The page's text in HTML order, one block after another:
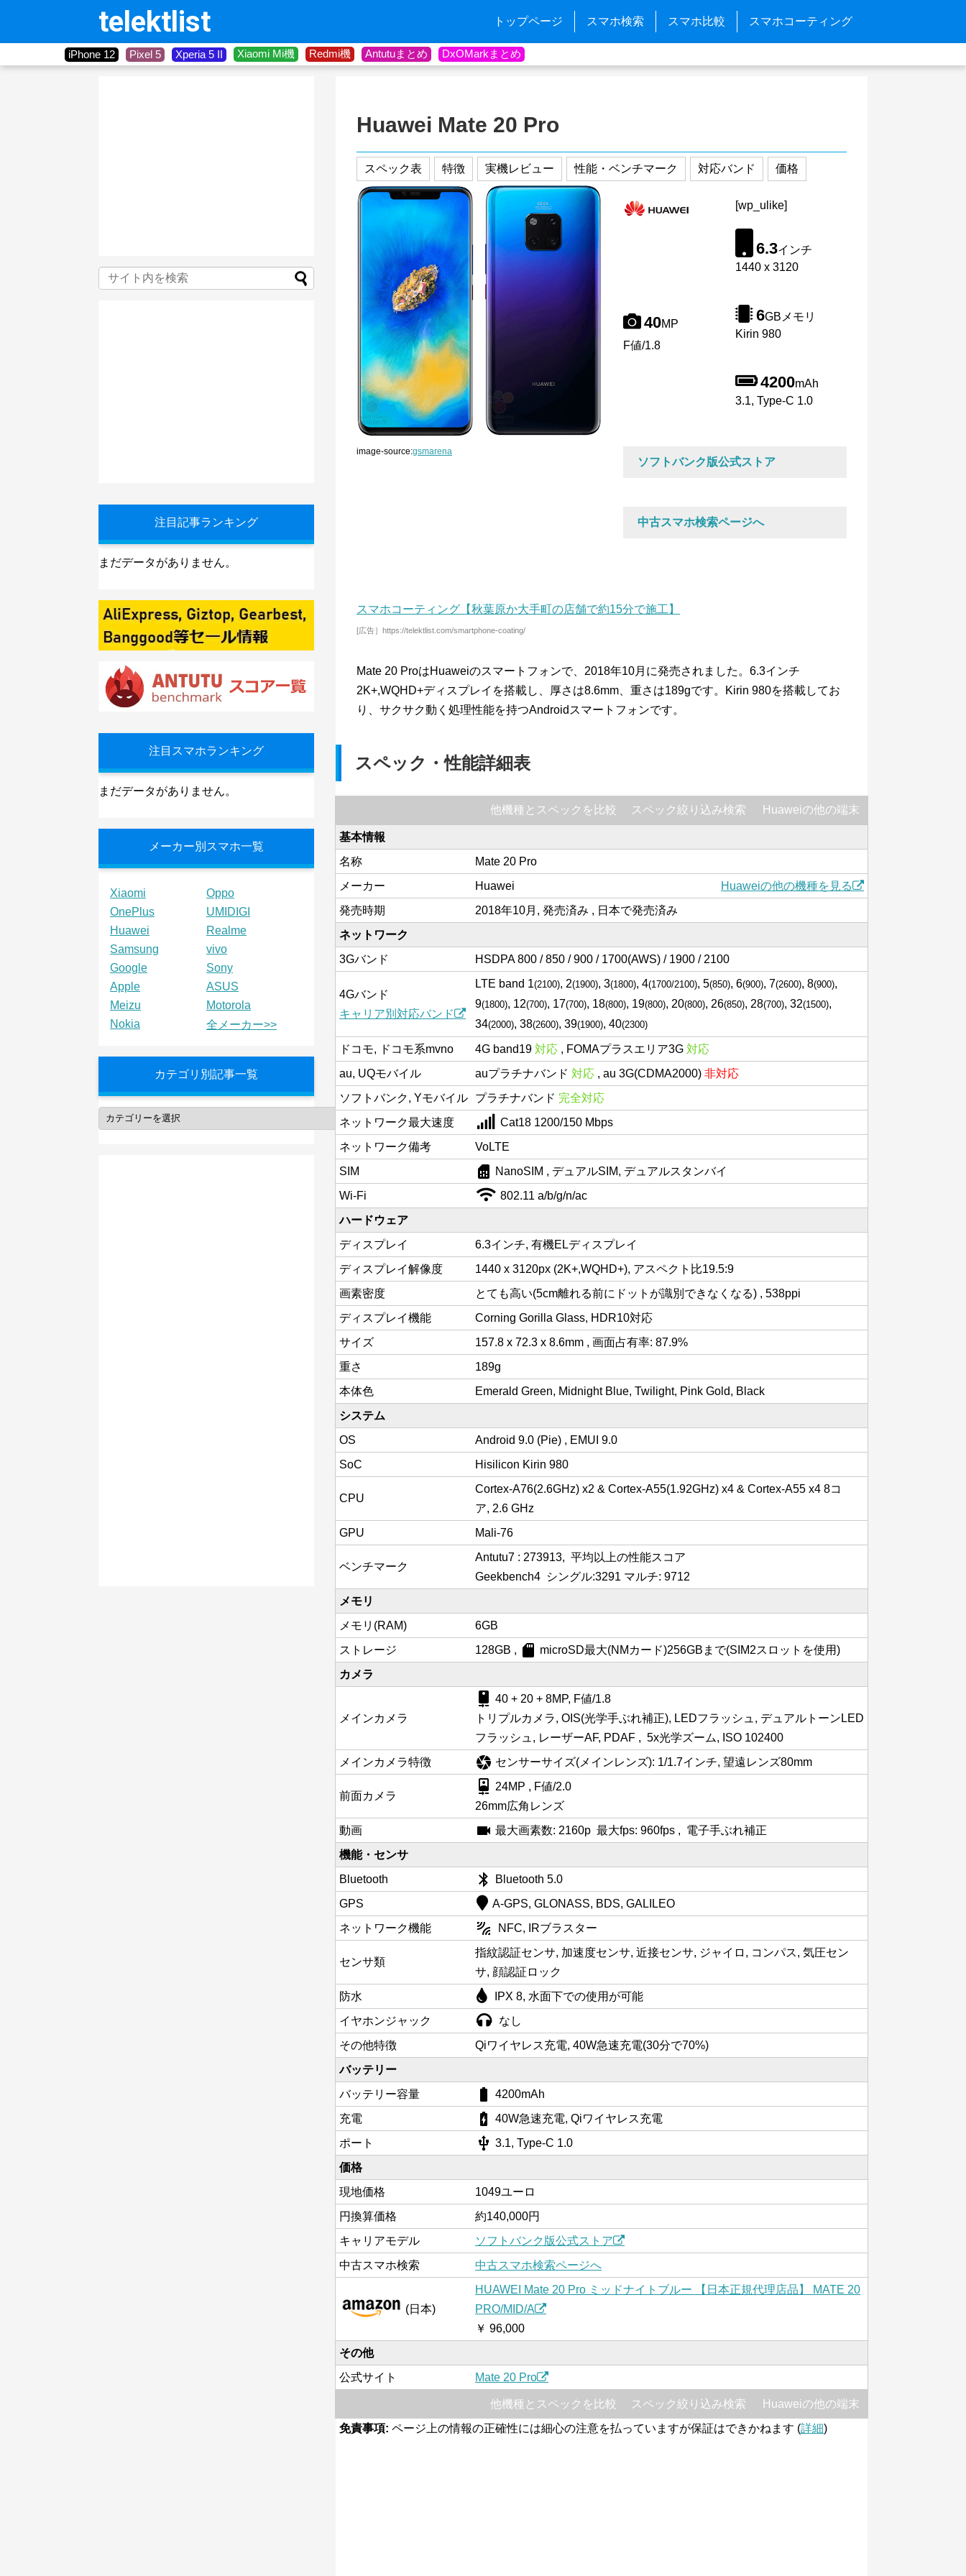
telektlist トップページ スマホ検索 スマホ比較 スマホコーティング
iPhone 12 Pixel 5 Xperia 5 II Xiaomi Mi機 Redmi機 Antutuまとめ DxOMarkまとめ
Huawei Mate 20 Pro
スペック表 特徴 実機レビュー 性能・ベンチマーク 対応バンド 価格
image-source:gsmarena
[wp_ulike]
6.3インチ
1440 x 3120
40MP
F値/1.8
6GBメモリ
Kirin 980
4200mAh
3.1, Type-C 1.0
ソフトバンク版公式ストア
中古スマホ検索ページへ
スマホコーティング【秋葉原か大手町の店舗で約15分で施工】
[広告］https://telektlist.com/smartphone-coating/
Mate 20 ProはHuaweiのスマートフォンで、2018年10月に発売されました。6.3インチ
2K+,WQHD+ディスプレイを搭載し、厚さは8.6mm、重さは189gです。Kirin 980を搭載してお
り、サクサク動く処理性能を持つAndroidスマートフォンです。
スペック・性能詳細表
Huaweiの他の端末
スペック絞り込み検索
他機種とスペックを比較
基本情報
名称
Mate 20 Pro
メーカー
Huawei
Huaweiの他の機種を見る
発売時期
2018年10月, 発売済み , 日本で発売済み
ネットワーク
3Gバンド
HSDPA 800 / 850 / 900 / 1700(AWS) / 1900 / 2100
4Gバンド
キャリア別対応バンド
LTE band 1(2100), 2(1900), 3(1800), 4(1700/2100), 5(850), 6(900), 7(2600), 8(900),
9(1800), 12(700), 17(700), 18(800), 19(800), 20(800), 26(850), 28(700), 32(1500),
34(2000), 38(2600), 39(1900), 40(2300)
ドコモ, ドコモ系mvno 4G band19 対応 , FOMAプラスエリア3G 対応
au, UQモバイル
auプラチナバンド 対応 , au 3G(CDMA2000) 非対応
ソフトバンク, Yモバイル
プラチナバンド 完全対応
ネットワーク最大速度
Cat18 1200/150 Mbps
ネットワーク備考
VoLTE
SIM
sim_card NanoSIM , デュアルSIM, デュアルスタンバイ
Wi-Fi
802.11 a/b/g/n/ac
ハードウェア
ディスプレイ
6.3インチ, 有機ELディスプレイ
ディスプレイ解像度
1440 x 3120px (2K+,WQHD+), アスペクト比19.5:9
画素密度
とても高い(5cm離れる前にドットが識別できなくなる) , 538ppi
ディスプレイ機能
Corning Gorilla Glass, HDR10対応
サイズ
157.8 x 72.3 x 8.6mm , 画面占有率: 87.9%
重さ
189g
本体色
Emerald Green, Midnight Blue, Twilight, Pink Gold, Black
システム
OS
Android 9.0 (Pie) , EMUI 9.0
SoC
Hisilicon Kirin 980
CPU
Cortex-A76(2.6GHz) x2 & Cortex-A55(1.92GHz) x4 & Cortex-A55 x4 8コ
ア, 2.6 GHz
GPU
Mali-76
ベンチマーク
Antutu7 : 273913, 平均以上の性能スコア
Geekbench4 シングル:3291 マルチ: 9712
メモリ
メモリ(RAM)
6GB
ストレージ
128GB , sd_card microSD最大(NMカード)256GBまで(SIM2スロットを使用)
カメラ
メインカメラ
camera_rear 40 + 20 + 8MP, F値/1.8
トリプルカメラ, OIS(光学手ぶれ補正), LEDフラッシュ, デュアルトーンLED
フラッシュ, レーザーAF, PDAF , 5x光学ズーム, ISO 102400
メインカメラ特徴
camera センサーサイズ(メインレンズ): 1/1.7インチ, 望遠レンズ80mm
前面カメラ
camera_front 24MP , F値/2.0
26mm広角レンズ
動画
videocam 最大画素数: 2160p 最大fps: 960fps , 電子手ぶれ補正
機能・センサ
Bluetooth
bluetooth
Bluetooth 5.0
GPS
A-GPS, GLONASS, BDS, GALILEO
ネットワーク機能
leak_add NFC, IRブラスター
センサ類
指紋認証センサ, 加速度センサ, 近接センサ, ジャイロ, コンパス, 気圧セン
サ, 顔認証ロック
防水
IPX 8, 水面下での使用が可能
イヤホンジャック
なし
その他特徴
Qiワイヤレス充電, 40W急速充電(30分で70%)
バッテリー
バッテリー容量
battery_std
4200mAh
充電
battery_charging_full
40W急速充電, Qiワイヤレス充電
ポート
usb 3.1, Type-C 1.0
価格
現地価格
1049ユーロ
円換算価格
約140,000円
キャリアモデル
ソフトバンク版公式ストア
中古スマホ検索
中古スマホ検索ページへ
(日本)
HUAWEI Mate 20 Pro ミッドナイトブルー 【日本正規代理店品】 MATE 20
PRO/MID/A
￥ 96,000
その他
公式サイト
Mate 20 Pro
Huaweiの他の端末
スペック絞り込み検索
他機種とスペックを比較
免責事項: ページ上の情報の正確性には細心の注意を払っていますが保証はできかねます (詳細)
注目記事ランキング
まだデータがありません。
注目スマホランキング
まだデータがありません。
メーカー別スマホ一覧
Xiaomi
Oppo
OnePlus
UMIDIGI
Huawei
Realme
Samsung
vivo
Google
Sony
Apple
ASUS
Meizu
Motorola
Nokia
全メーカー>>
カテゴリ別記事一覧